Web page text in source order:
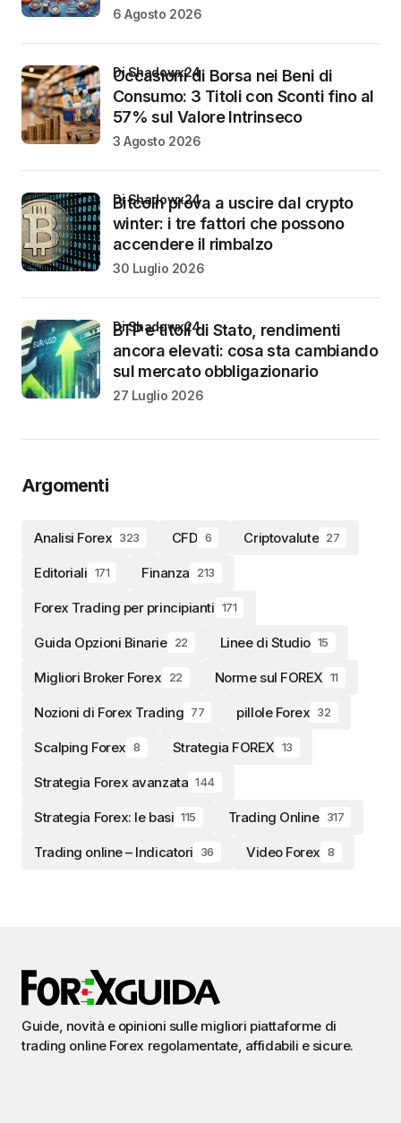
6 Agosto 2026
Occasioni di Borsa nei Beni di
Consumo: 3 Titoli con Sconti fino al
57% sul Valore Intrinseco
di Shadowx24
3 Agosto 2026
Bitcoin prova a uscire dal crypto
winter: i tre fattori che possono
accendere il rimbalzo
di Shadowx24
30 Luglio 2026
BTP e titoli di Stato, rendimenti
ancora elevati: cosa sta cambiando
sul mercato obbligazionario
di Shadowx24
27 Luglio 2026
Argomenti
Analisi Forex 323 CFD 6 Criptovalute 27
Editoriali 171 Finanza 213
Forex Trading per principianti 171
Guida Opzioni Binarie 22 Linee di Studio 15
Migliori Broker Forex 22 Norme sul FOREX 11
Nozioni di Forex Trading 77 pillole Forex 32
Scalping Forex 8 Strategia FOREX 13
Strategia Forex avanzata 144
Strategia Forex: le basi 115 Trading Online 317
Trading online – Indicatori 36 Video Forex 8
Guide, novità e opinioni sulle migliori piattaforme di
trading online Forex regolamentate, affidabili e sicure.